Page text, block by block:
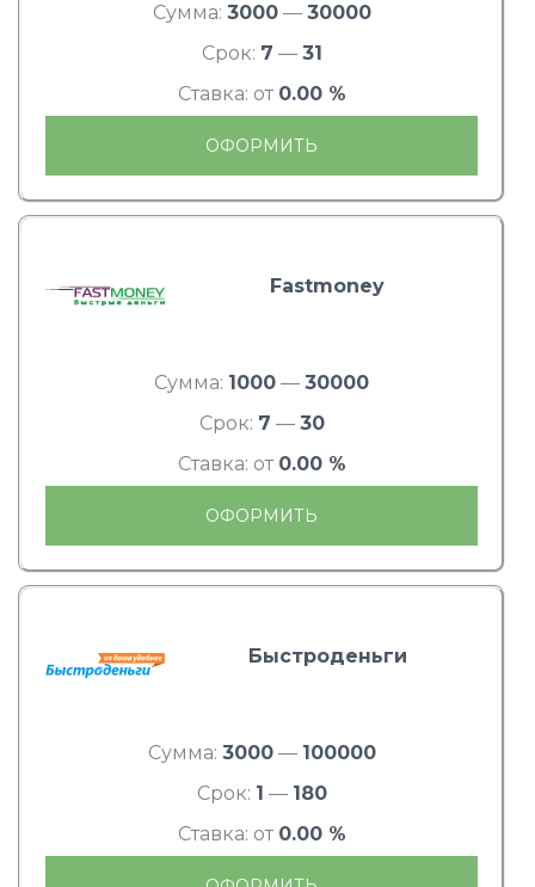
Сумма: 3000— 30000
Срок: 7 — 31
Ставка: от 0.00 %
ОФОРМИТЬ
Fastmoney
Сумма: 1000 — 30000
Срок: 7 — 30
Ставка: от 0.00 %
ОФОРМИТЬ
Быстроденьги
Сумма: 3000— 100000
Срок: 1 — 180
Ставка: от 0.00 %